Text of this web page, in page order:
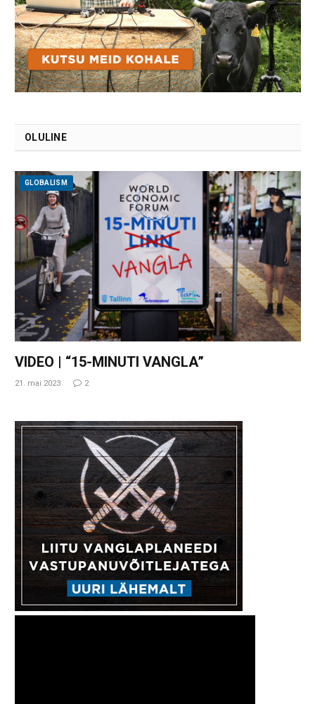
OLULINE
GLOBALISM
VIDEO | “15-MINUTI VANGLA”
21. mai 2023 2